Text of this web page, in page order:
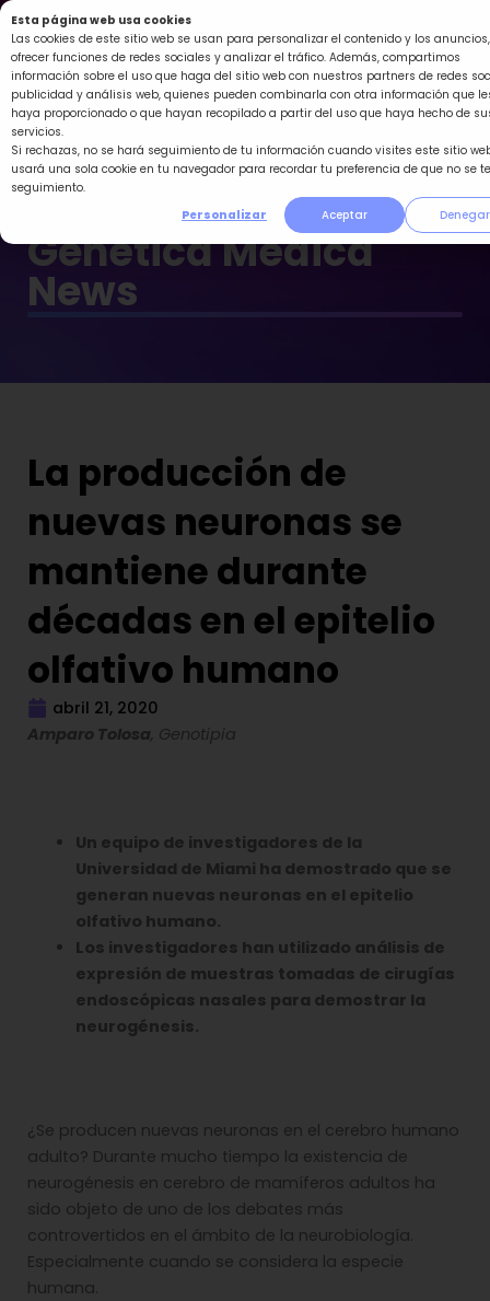
Esta página web usa cookies
Las cookies de este sitio web se usan para personalizar el contenido y los anuncios,
ofrecer funciones de redes sociales y analizar el tráfico. Además, compartimos
información sobre el uso que haga del sitio web con nuestros partners de redes
publicidad y análisis web, quienes pueden combinarla con otra información que
haya proporcionado o que hayan recopilado a partir del uso que haya hecho de
servicios.
Si rechazas, no se hará seguimiento de tu información cuando visites este sitio
usará una sola cookie en tu navegador para recordar tu preferencia de que no se
seguimiento.
Personalizar
Aceptar Denegar
Ir
al
contenido
Genética Médica
News
La producción de
nuevas neuronas se
mantiene durante
décadas en el epitelio
olfativo humano
abril 21, 2020
Amparo Tolosa, Genotipia
Un equipo de investigadores de la
Universidad de Miami ha demostrado que se
generan nuevas neuronas en el epitelio
olfativo humano.
Los investigadores han utilizado análisis de
expresión de muestras tomadas de cirugías
endoscópicas nasales para demostrar la
neurogénesis.
¿Se producen nuevas neuronas en el cerebro humano
adulto? Durante mucho tiempo la existencia de
neurogénesis en cerebro de mamíferos adultos ha
sido objeto de uno de los debates más
controvertidos en el ámbito de la neurobiología.
Especialmente cuando se considera la especie
humana.